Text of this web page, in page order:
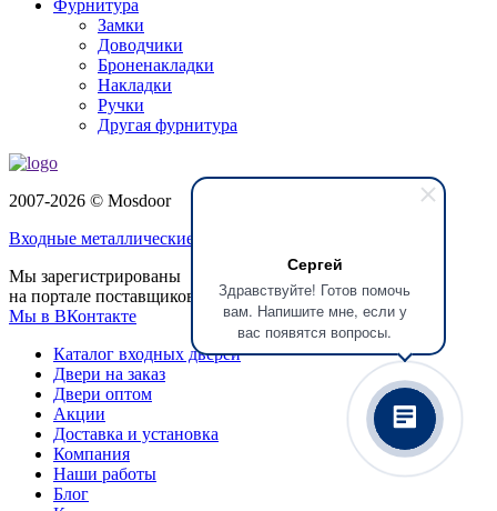
Сергей
Здравствуйте! Готов помочь
вам. Напишите мне, если у
вас появятся вопросы.
Фурнитура
Замки
Доводчики
Броненакладки
Накладки
Ручки
Другая фурнитура
2007-2026 © Mosdoor
Входные металлические двери
Мы зарегистрированы
на портале поставщиков
Мы в ВКонтакте
Каталог входных дверей
Двери на заказ
Двери оптом
Акции
Доставка и установка
Компания
Наши работы
Блог